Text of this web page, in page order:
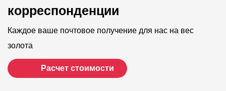
Хранение документов
Уничтожение документов
Сканирование документов
Цифровые услуги
корреспонденции
Каждое ваше почтовое получение для нас на вес
золота
Расчет стоимости